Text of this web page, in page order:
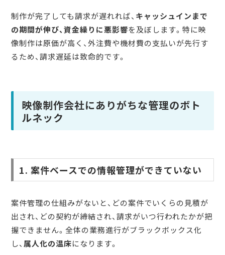
制作が完了しても請求が遅れれば、 キャッシュインまで
の期間が伸び、資金繰りに悪影響を及ぼします。特に映
像制作は原価が高く、外注費や機材費の支払いが先行す
るため、請求遅延は致命的です。
映像制作会社にありがちな管理のボト
ルネック
1. 案件ベースでの情報管理ができていない
案件管理の仕組みがないと、どの案件でいくらの見積が
出され、どの契約が締結され、請求がいつ行われたかが把
握できません。全体の業務進行がブラックボックス化
し、 属人化の温床になります。